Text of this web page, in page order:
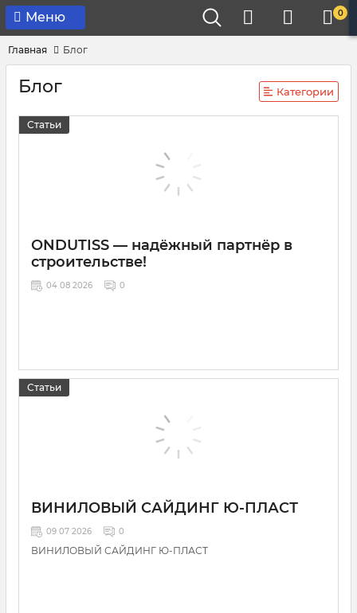
Меню 0
Главная Блог
Блог Категории
Статьи
ONDUTISS — надёжный партнёр в
строительстве!
04 08 2026 0
Статьи
ВИНИЛОВЫЙ САЙДИНГ Ю-ПЛАСТ
09 07 2026 0
ВИНИЛОВЫЙ САЙДИНГ Ю-ПЛАСТ